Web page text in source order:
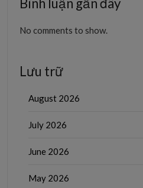
Bình luận gần đây
No comments to show.
Lưu trữ
August 2026
July 2026
June 2026
May 2026